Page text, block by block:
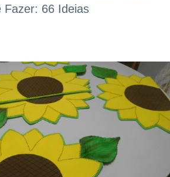
Fazer: 66 Ideias